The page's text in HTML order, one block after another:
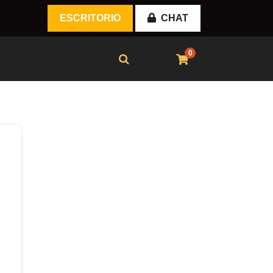
ESCRITORIO CHAT
0